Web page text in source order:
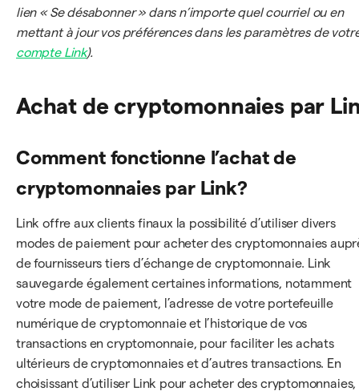
lien « Se désabonner » dans n’importe quel courriel ou en
mettant à jour vos préférences dans les paramètres de
compte Link).
Achat de cryptomonnaies par
Comment fonctionne l’achat de
cryptomonnaies par Link?
Link offre aux clients finaux la possibilité d’utiliser divers
modes de paiement pour acheter des cryptomonnaies
de fournisseurs tiers d’échange de cryptomonnaie. Link
sauvegarde également certaines informations, notamment
votre mode de paiement, l’adresse de votre portefeuille
numérique de cryptomonnaie et l’historique de vos
transactions en cryptomonnaie, pour faciliter les achats
ultérieurs de cryptomonnaies et d’autres transactions. En
choisissant d’utiliser Link pour acheter des cryptomonnaies,